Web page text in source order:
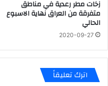
زخات مطر رعدية في مناطق
متفرقة من العراق نهاية الاسبوع
الحالي
2020-09-27
اترك تعليقاً